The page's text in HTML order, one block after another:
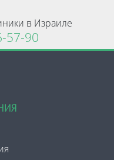
в Израиле
57-90